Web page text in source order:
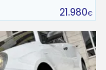
21.980€